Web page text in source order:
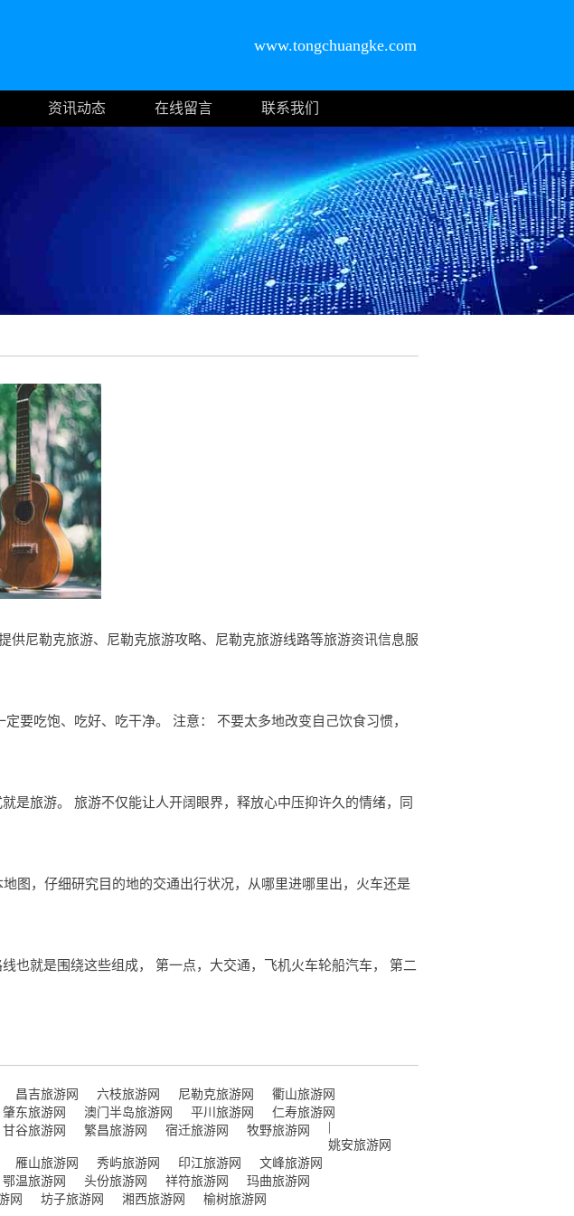
www.tongchuangke.com
资讯动态 在线留言 联系我们
供尼勒克旅游、尼勒克旅游攻略、尼勒克旅游线路等旅游资讯信息服
要吃饱、吃好、吃干净。 注意： 不要太多地改变自己饮食习惯，
是旅游。 旅游不仅能让人开阔眼界，释放心中压抑许久的情绪，同
图，仔细研究目的地的交通出行状况，从哪里进哪里出，火车还是
也就是围绕这些组成， 第一点，大交通，飞机火车轮船汽车， 第二
昌吉旅游网 六枝旅游网 尼勒克旅游网
衢山旅游网
肇东旅游网 澳门半岛旅游网 平川旅游网
仁寿旅游网
甘谷旅游网 繁昌旅游网 宿迁旅游网 牧野旅游网
姚安旅游网
雁山旅游网 秀屿旅游网 印江旅游网
文峰旅游网
鄂温旅游网 头份旅游网 祥符旅游网
玛曲旅游网
网 坊子旅游网 湘西旅游网 榆树旅游网